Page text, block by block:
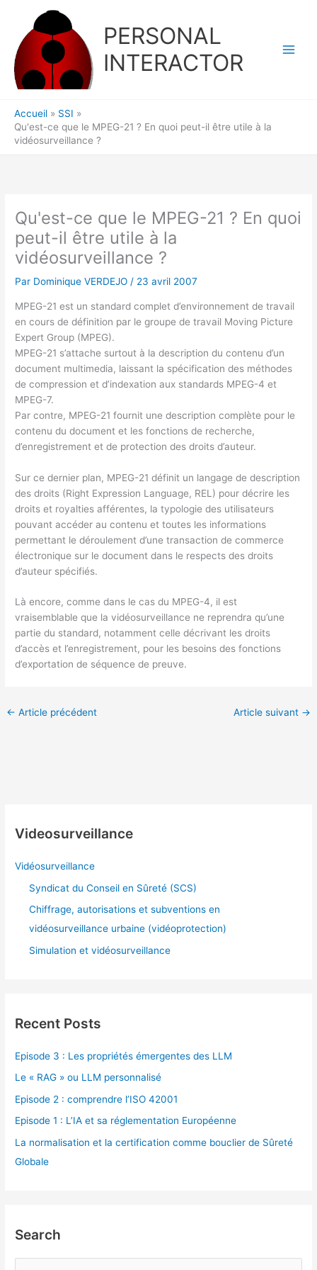
contenu
PERSONAL
INTERACTOR
Accueil
SSI
Qu'est-ce que le MPEG-21 ? En quoi peut-il être utile à la
vidéosurveillance ?
Qu'est-ce que le MPEG-21 ? En quoi
peut-il être utile à la
vidéosurveillance ?
Par Dominique VERDEJO / 23 avril 2007
MPEG-21 est un standard complet d’environnement de travail
en cours de définition par le groupe de travail Moving Picture
Expert Group (MPEG).
MPEG-21 s’attache surtout à la description du contenu d’un
document multimedia, laissant la spécification des méthodes
de compression et d’indexation aux standards MPEG-4 et
MPEG-7.
Par contre, MPEG-21 fournit une description complète pour le
contenu du document et les fonctions de recherche,
d’enregistrement et de protection des droits d’auteur.
Sur ce dernier plan, MPEG-21 définit un langage de description
des droits (Right Expression Language, REL) pour décrire les
droits et royalties afférentes, la typologie des utilisateurs
pouvant accéder au contenu et toutes les informations
permettant le déroulement d’une transaction de commerce
électronique sur le document dans le respects des droits
d’auteur spécifiés.
Là encore, comme dans le cas du MPEG-4, il est
vraisemblable que la vidéosurveillance ne reprendra qu’une
partie du standard, notamment celle décrivant les droits
d’accès et l’enregistrement, pour les besoins des fonctions
d’exportation de séquence de preuve.
← Article précédent Article suivant →
Videosurveillance
Vidéosurveillance
Syndicat du Conseil en Sûreté (SCS)
Chiffrage, autorisations et subventions en
vidéosurveillance urbaine (vidéoprotection)
Simulation et vidéosurveillance
Recent Posts
Episode 3 : Les propriétés émergentes des LLM
Le « RAG » ou LLM personnalisé
Episode 2 : comprendre l’ISO 42001
Episode 1 : L’IA et sa réglementation Européenne
La normalisation et la certification comme bouclier de Sûreté
Globale
Search